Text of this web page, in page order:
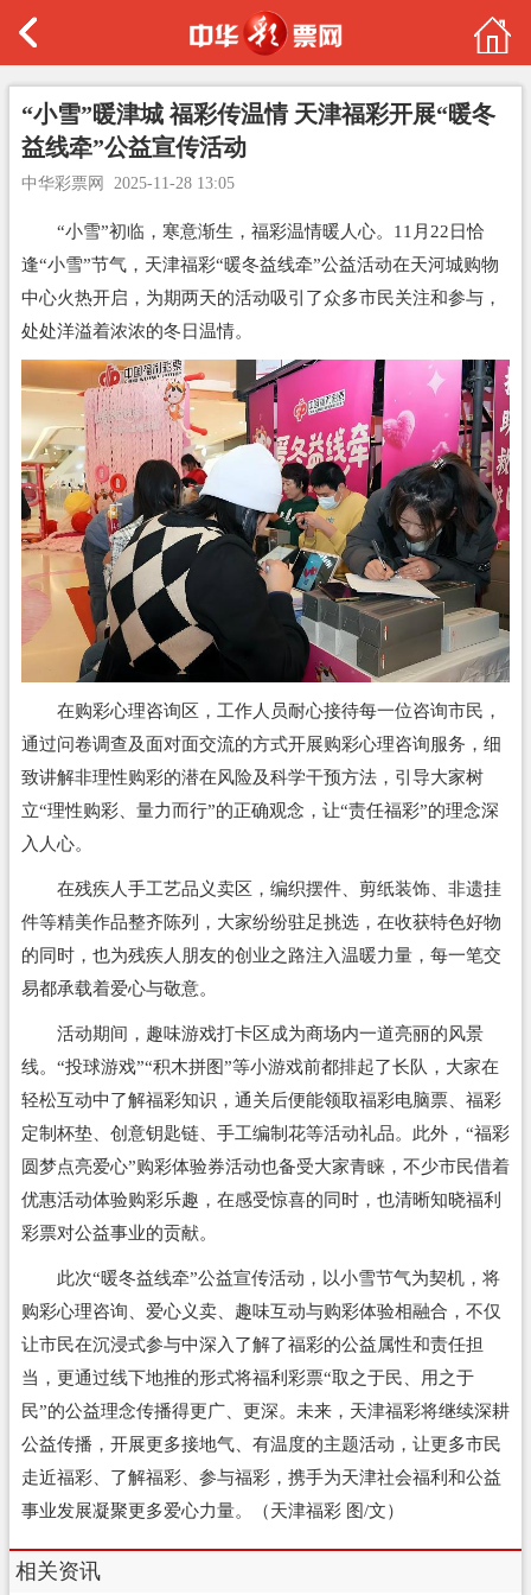
“小雪”暖津城 福彩传温情 天津福彩开展“暖冬
益线牵”公益宣传活动
中华彩票网 2025-11-28 13:05
“小雪”初临，寒意渐生，福彩温情暖人心。11月22日恰
逢“小雪”节气，天津福彩“暖冬益线牵”公益活动在天河城购物
中心火热开启，为期两天的活动吸引了众多市民关注和参与，
处处洋溢着浓浓的冬日温情。
在购彩心理咨询区，工作人员耐心接待每一位咨询市民，
通过问卷调查及面对面交流的方式开展购彩心理咨询服务，细
致讲解非理性购彩的潜在风险及科学干预方法，引导大家树
立“理性购彩、量力而行”的正确观念，让“责任福彩”的理念深
入人心。
在残疾人手工艺品义卖区，编织摆件、剪纸装饰、非遗挂
件等精美作品整齐陈列，大家纷纷驻足挑选，在收获特色好物
的同时，也为残疾人朋友的创业之路注入温暖力量，每一笔交
易都承载着爱心与敬意。
活动期间，趣味游戏打卡区成为商场内一道亮丽的风景
线。“投球游戏”“积木拼图”等小游戏前都排起了长队，大家在
轻松互动中了解福彩知识，通关后便能领取福彩电脑票、福彩
定制杯垫、创意钥匙链、手工编制花等活动礼品。此外，“福彩
圆梦点亮爱心”购彩体验券活动也备受大家青睐，不少市民借着
优惠活动体验购彩乐趣，在感受惊喜的同时，也清晰知晓福利
彩票对公益事业的贡献。
此次“暖冬益线牵”公益宣传活动，以小雪节气为契机，将
购彩心理咨询、爱心义卖、趣味互动与购彩体验相融合，不仅
让市民在沉浸式参与中深入了解了福彩的公益属性和责任担
当，更通过线下地推的形式将福利彩票“取之于民、用之于
民”的公益理念传播得更广、更深。未来，天津福彩将继续深耕
公益传播，开展更多接地气、有温度的主题活动，让更多市民
走近福彩、了解福彩、参与福彩，携手为天津社会福利和公益
事业发展凝聚更多爱心力量。（天津福彩 图/文）
相关资讯